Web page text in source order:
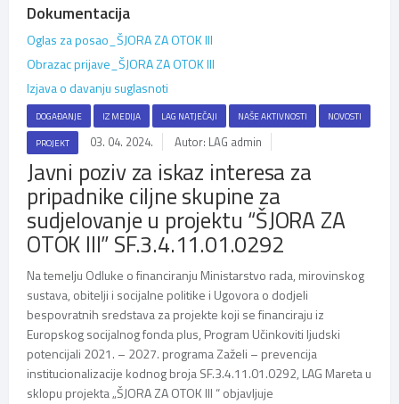
Dokumentacija
Oglas za posao_ŠJORA ZA OTOK III
Obrazac prijave_ŠJORA ZA OTOK III
Izjava o davanju suglasnoti
DOGAĐANJE IZ MEDIJA LAG NATJEČAJI NAŠE AKTIVNOSTI
NOVOSTI
PROJEKT
03. 04. 2024. Autor: LAG admin
Javni poziv za iskaz interesa za
pripadnike ciljne skupine za
sudjelovanje u projektu “ŠJORA ZA
OTOK III” SF.3.4.11.01.0292
Na temelju Odluke o financiranju Ministarstvo rada, mirovinskog
sustava, obitelji i socijalne politike i Ugovora o dodjeli
bespovratnih sredstava za projekte koji se financiraju iz
Europskog socijalnog fonda plus, Program Učinkoviti ljudski
potencijali 2021. – 2027. programa Zaželi – prevencija
institucionalizacije kodnog broja SF.3.4.11.01.0292, LAG Mareta u
sklopu projekta „ŠJORA ZA OTOK III “ objavljuje